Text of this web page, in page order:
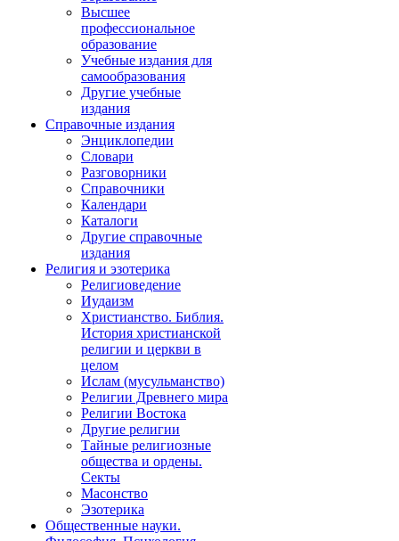
Высшее
профессиональное
образование
Учебные издания для
самообразования
Другие учебные
издания
Справочные издания
Энциклопедии
Словари
Разговорники
Справочники
Календари
Каталоги
Другие справочные
издания
Религия и эзотерика
Религиоведение
Иудаизм
Христианство. Библия.
История христианской
религии и церкви в
целом
Ислам (мусульманство)
Религии Древнего мира
Религии Востока
Другие религии
Тайные религиозные
общества и ордены.
Секты
Масонство
Эзотерика
Общественные науки.